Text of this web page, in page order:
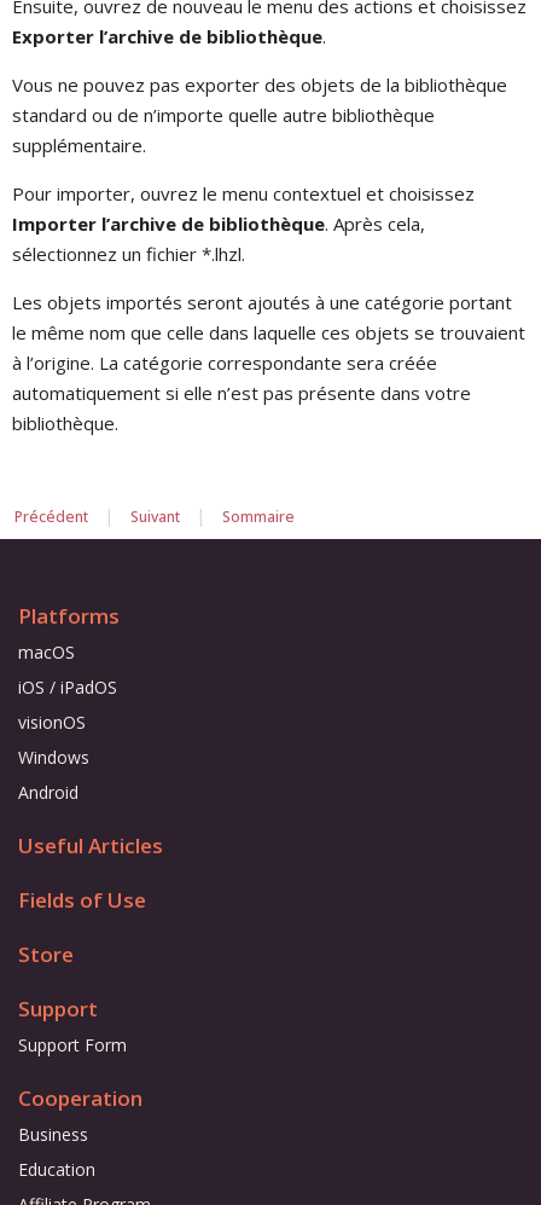
Ensuite, ouvrez de nouveau le menu des actions et choisissez
Exporter l’archive de bibliothèque.
Vous ne pouvez pas exporter des objets de la bibliothèque
standard ou de n’importe quelle autre bibliothèque
supplémentaire.
Pour importer, ouvrez le menu contextuel et choisissez
Importer l’archive de bibliothèque. Après cela,
sélectionnez un fichier *.lhzl.
Les objets importés seront ajoutés à une catégorie portant
le même nom que celle dans laquelle ces objets se trouvaient
à l’origine. La catégorie correspondante sera créée
automatiquement si elle n’est pas présente dans votre
bibliothèque.
Précédent | Suivant | Sommaire
Platforms
macOS
iOS / iPadOS
visionOS
Windows
Android
Useful Articles
Fields of Use
Store
Support
Support Form
Cooperation
Business
Education